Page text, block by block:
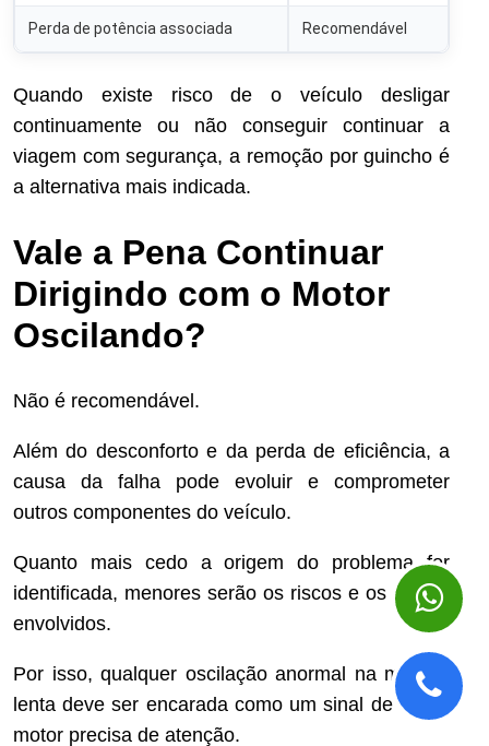
Perda de potência associada Recomendável
Quando existe risco de o veículo desligar
continuamente ou não conseguir continuar a
viagem com segurança, a remoção por guincho é
a alternativa mais indicada.
Vale a Pena Continuar
Dirigindo com o Motor
Oscilando?
Não é recomendável.
Além do desconforto e da perda de eficiência, a
causa da falha pode evoluir e comprometer
outros componentes do veículo.
Quanto mais cedo a origem do problema for
identificada, menores serão os riscos e os custos
envolvidos.
Por isso, qualquer oscilação anormal na marcha
lenta deve ser encarada como um sinal de que o
motor precisa de atenção.